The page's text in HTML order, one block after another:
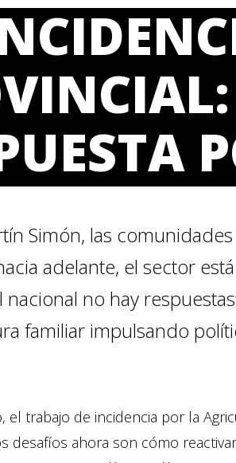
Simón, las
adelante, el sector
nacional no hay
familiar impulsando
el trabajo de incidencia por la
desafíos ahora son cómo